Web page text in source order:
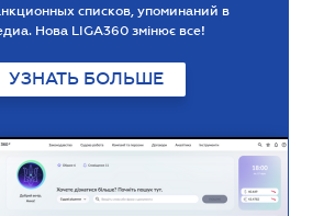
списков, упоминаний в
Нова LIGA360 змінює все!
УЗНАТЬ БОЛЬШЕ